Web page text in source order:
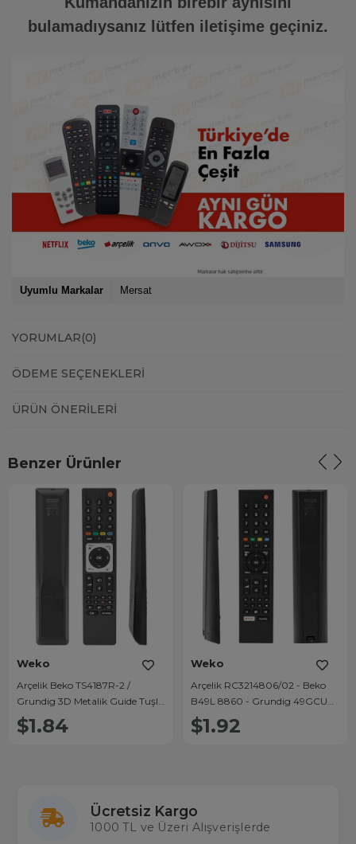
bulamadıysanız lütfen iletişime geçiniz.
Uyumlu Markalar Mersat
YORUMLAR(0)
ÖDEME SEÇENEKLERI
ÜRÜN ÖNERILERI
Benzer Ürünler
Weko
Arçelik Beko TS4187R-2 /
Grundig 3D Metalik Guide Tuşlu
Lcd Led Tv Kumandası
$1.84
Weko
Arçelik RC3214806/02 - Beko
B49L 8860 - Grundig 49GCU
7900B Netflix - My Media Tuşlu
Lcd-Led Tv Kumanda
$1.92
Ücretsiz Kargo
1000 TL ve Üzeri Alışverişlerde